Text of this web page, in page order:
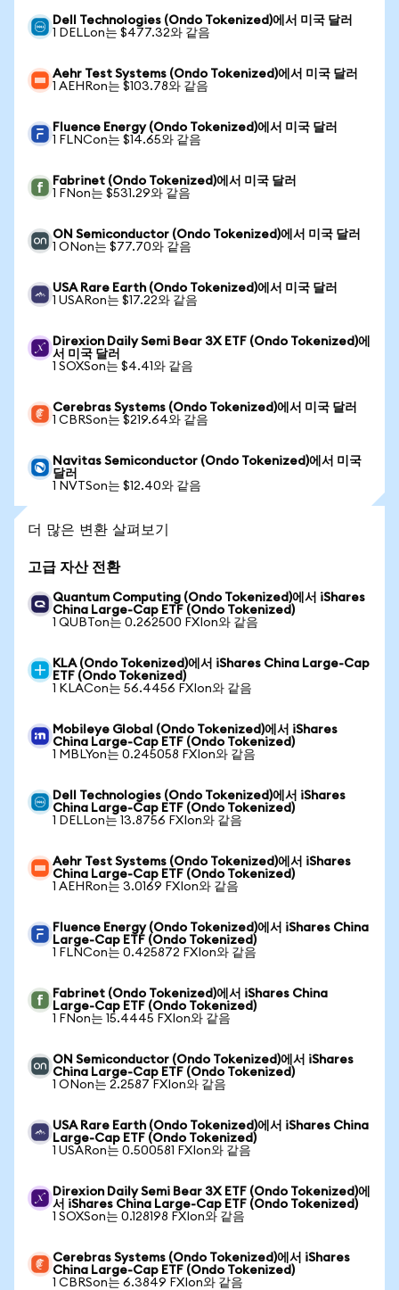
Dell Technologies (Ondo Tokenized)에서 미국 달러
1 DELLon는 $477.32와 같음
Aehr Test Systems (Ondo Tokenized)에서 미국 달러
1 AEHRon는 $103.78와 같음
Fluence Energy (Ondo Tokenized)에서 미국 달러
1 FLNCon는 $14.65와 같음
Fabrinet (Ondo Tokenized)에서 미국 달러
1 FNon는 $531.29와 같음
ON Semiconductor (Ondo Tokenized)에서 미국 달러
1 ONon는 $77.70와 같음
USA Rare Earth (Ondo Tokenized)에서 미국 달러
1 USARon는 $17.22와 같음
Direxion Daily Semi Bear 3X ETF (Ondo Tokenized)에
서 미국 달러
1 SOXSon는 $4.41와 같음
Cerebras Systems (Ondo Tokenized)에서 미국 달러
1 CBRSon는 $219.64와 같음
Navitas Semiconductor (Ondo Tokenized)에서 미국
달러
1 NVTSon는 $12.40와 같음
더 많은 변환 살펴보기
고급 자산 전환
Quantum Computing (Ondo Tokenized)에서 iShares
China Large-Cap ETF (Ondo Tokenized)
1 QUBTon는 0.262500 FXIon와 같음
KLA (Ondo Tokenized)에서 iShares China Large-Cap
ETF (Ondo Tokenized)
1 KLACon는 56.4456 FXIon와 같음
Mobileye Global (Ondo Tokenized)에서 iShares
China Large-Cap ETF (Ondo Tokenized)
1 MBLYon는 0.245058 FXIon와 같음
Dell Technologies (Ondo Tokenized)에서 iShares
China Large-Cap ETF (Ondo Tokenized)
1 DELLon는 13.8756 FXIon와 같음
Aehr Test Systems (Ondo Tokenized)에서 iShares
China Large-Cap ETF (Ondo Tokenized)
1 AEHRon는 3.0169 FXIon와 같음
Fluence Energy (Ondo Tokenized)에서 iShares China
Large-Cap ETF (Ondo Tokenized)
1 FLNCon는 0.425872 FXIon와 같음
Fabrinet (Ondo Tokenized)에서 iShares China
Large-Cap ETF (Ondo Tokenized)
1 FNon는 15.4445 FXIon와 같음
ON Semiconductor (Ondo Tokenized)에서 iShares
China Large-Cap ETF (Ondo Tokenized)
1 ONon는 2.2587 FXIon와 같음
USA Rare Earth (Ondo Tokenized)에서 iShares China
Large-Cap ETF (Ondo Tokenized)
1 USARon는 0.500581 FXIon와 같음
Direxion Daily Semi Bear 3X ETF (Ondo Tokenized)에
서 iShares China Large-Cap ETF (Ondo Tokenized)
1 SOXSon는 0.128198 FXIon와 같음
Cerebras Systems (Ondo Tokenized)에서 iShares
China Large-Cap ETF (Ondo Tokenized)
1 CBRSon는 6.3849 FXIon와 같음